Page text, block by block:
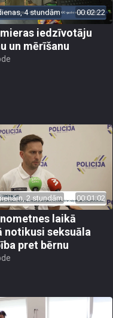
4 stundām 00:02:22
iedzīvotāju
un mērīšanu
2 stundām 00:01:02
laikā
notikusi seksuāla
pret bērnu